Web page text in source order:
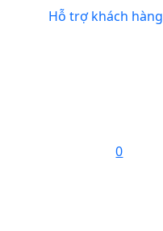
Hỗ trợ khách hàng
0